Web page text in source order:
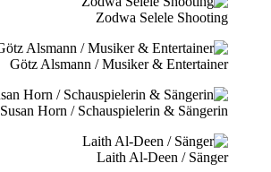
Zodwa Selele Shooting
Götz Alsmann / Musiker & Entertainer
Susan Horn / Schauspielerin & Sängerin
Laith Al-Deen / Sänger